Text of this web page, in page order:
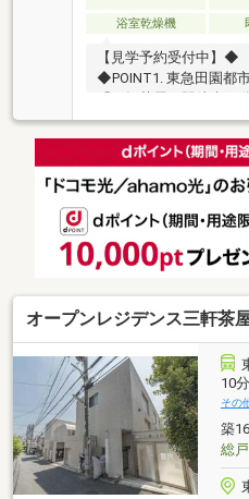
浴室乾燥機
【見学予約受付中
◆POINT1. 東急田園都
2014年築の丸紅旧分譲
南東向き14階最上階物
ベーションを行ってい
渡可能！POINT4. 床暖
◇ ◆ ◇ ◆ ◇ ◆～リ
意匠壁+照明追加、ク
ンクレストイレ交換、
オープンレジデンス三軒
10分
その
築
総